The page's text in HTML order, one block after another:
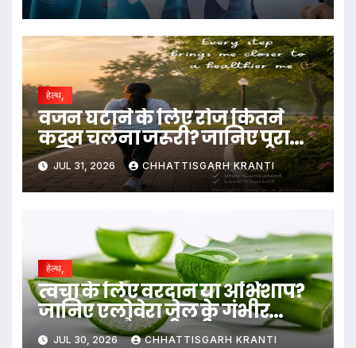
हेल्थ,
वजन घटाने के लिए रोज कितने
कदम चलना जरूरी? जानिए पूरा
गणित
JUL 31, 2026 CHHATTISGARH KRANTI
हेल्थ,
त्वचा के लिए वरदान या अभिशाप?
जानिए एलोवेरा जेल के गंभीर
नुकसान और सही तरीका….
JUL 30, 2026 CHHATTISGARH KRANTI